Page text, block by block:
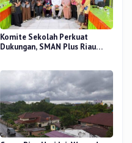
Komite Sekolah Perkuat
Dukungan, SMAN Plus Riau